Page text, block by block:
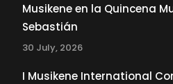
Musikene en la Quincena
Sebastián
30 July, 2026
I Musikene International